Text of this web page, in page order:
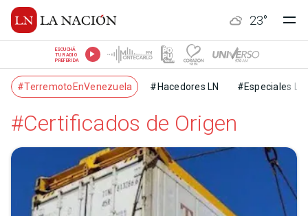
23°
ESCUCHÁ
TU RADIO
PREFERIDA
#TerremotoEnVenezuela #Hacedores LN #Especiales LN
#Certificados de Origen